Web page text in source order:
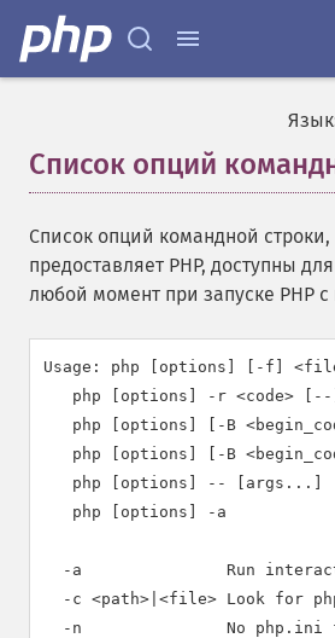
Список опций
Список опций командной строки,
предоставляет PHP, доступны
любой момент при запуске PHP
Usage: php [options] [-f]
php [options] -r <code> [--
php [options] [-B
php [options] [-B
   php [options] -- [args...]
   php [options] -a
-a               Run
-c <path>|<file> Look for
-n               No php.ini